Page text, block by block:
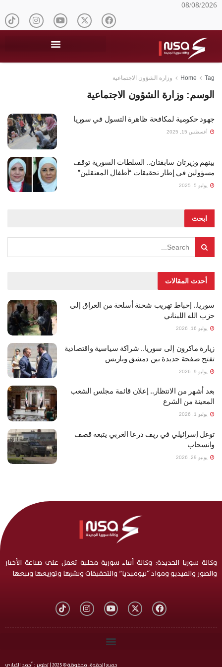
08/08/2026
Home Tag وزارة الشؤون الاجتماعية
الوسم: وزارة الشؤون الاجتماعية
جهود حكومية لمكافحة ظاهرة التسول في سوريا
أغسطس 15, 2025
بينهم وزيرتان سابقتان.. السلطات السورية توقف
مسؤولين في إطار تحقيقات “أطفال المعتقلين”
يوليو 5, 2025
ابحث
أحدث المقالات
سوريا.. إحباط تهريب شحنة أسلحة من العراق إلى
حزب الله اللبناني
يوليو 16, 2026
زيارة ماكرون إلى سوريا.. شراكة سياسية واقتصادية
تفتح صفحة جديدة بين دمشق وباريس
يوليو 9, 2026
بعد أشهر من الانتظار.. إعلان قائمة مجلس الشعب
المعينة من الشرع
يوليو 1, 2026
توغل إسرائيلي في ريف درعا الغربي يتبعه قصف
وانسحاب
يونيو 29, 2026
وكالة سوريا الجديدة: وكالة أنباء سورية محلية تعمل على صناعة الأخبار
والصور والفيديو ومواد “نيوميديا” والتحقيقات ونشرها وتوزيعها وبيعها
جميع الحقوق محفوظة © 2025 | تطوير : أحمد الكياري